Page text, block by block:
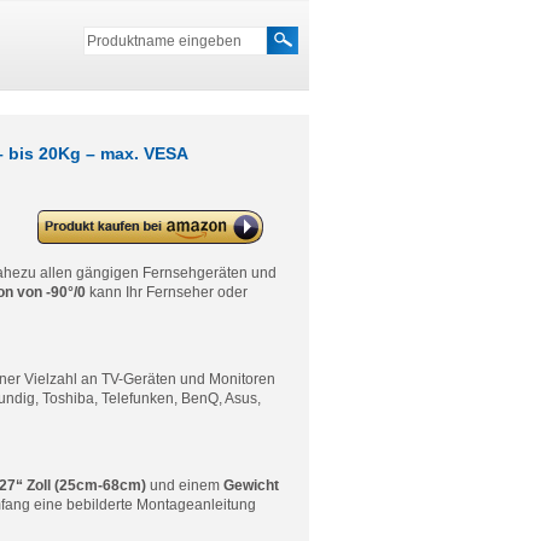
20Kg – max. VESA
deleyCON TV & Monitor
Deckenhalterung – 10″ bis 27″
100x100mm – Schwenkbar
allen gängigen Fernsehgeräten und
von -90°/0 kann Ihr Fernseher oder
Vielzahl an TV-Geräten und Monitoren
Toshiba, Telefunken, BenQ, Asus,
Zoll (25cm-68cm) und einem Gewicht
eine bebilderte Montageanleitung